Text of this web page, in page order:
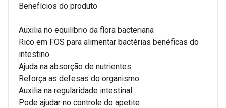
Benefícios do produto
Auxilia no equilíbrio da flora bacteriana
Rico em FOS para alimentar bactérias benéficas do
intestino
Ajuda na absorção de nutrientes
Reforça as defesas do organismo
Auxilia na regularidade intestinal
Pode ajudar no controle do apetite